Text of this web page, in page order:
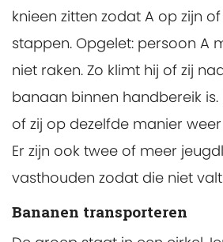
knieen zitten zodat A op zijn
stappen. Opgelet: persoon A
niet raken. Zo klimt hij of zij
banaan binnen handbereik
of zij op dezelfde manier
Er zijn ook twee of meer
vasthouden zodat die niet
Bananen transporteren